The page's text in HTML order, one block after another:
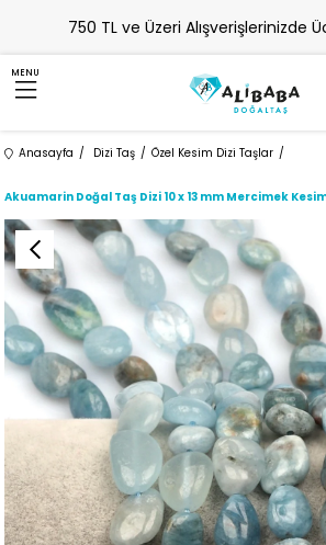
750 TL ve Üzeri Alışverişlerinizde
MENU
Anasayfa Dizi Taş Özel Kesim Dizi Taşlar
Akuamarin Doğal Taş Dizi 10 x 13 mm Mercimek